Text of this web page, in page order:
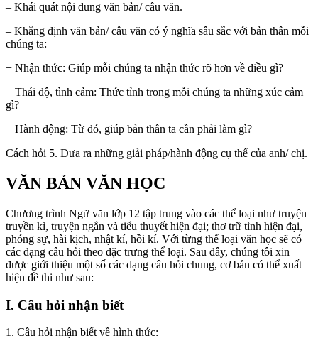
– Khái quát nội dung văn bản/ câu văn.
– Khẳng định văn bản/ câu văn có ý nghĩa sâu sắc với bản thân mỗi
chúng ta:
+ Nhận thức: Giúp mỗi chúng ta nhận thức rõ hơn về điều gì?
+ Thái độ, tình cảm: Thức tỉnh trong mỗi chúng ta những xúc cảm
gì?
+ Hành động: Từ đó, giúp bản thân ta cần phải làm gì?
Cách hỏi 5. Đưa ra những giải pháp/hành động cụ thể của anh/ chị.
VĂN BẢN VĂN HỌC
Chương trình Ngữ văn lớp 12 tập trung vào các thể loại như truyện
truyền kì, truyện ngắn và tiểu thuyết hiện đại; thơ trữ tình hiện đại,
phóng sự, hài kịch, nhật kí, hồi kí. Với từng thể loại văn học sẽ có
các dạng câu hỏi theo đặc trưng thể loại. Sau đây, chúng tôi xin
được giới thiệu một số các dạng câu hỏi chung, cơ bản có thể xuất
hiện đề thi như sau:
I. Câu hỏi nhận biết
1. Câu hỏi nhận biết về hình thức: